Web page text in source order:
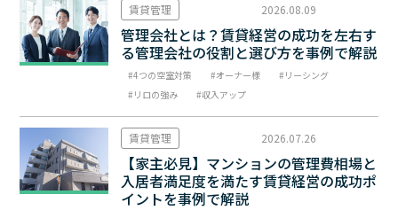
賃貸管理 2026.08.09
管理会社とは？賃貸経営の成功を左右す
る管理会社の役割と選び方を事例で解説
4つの空室対策 オーナー様
リーシング
リロの強み
収入アップ
賃貸管理 2026.07.26
【家主必見】マンションの管理費相場と
入居者満足度を満たす賃貸経営の成功ポ
イントを事例で解説